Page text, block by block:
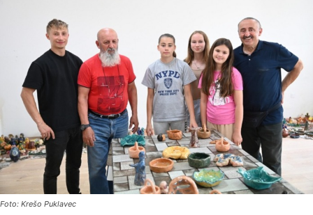
Foto: Krešo Puklavec